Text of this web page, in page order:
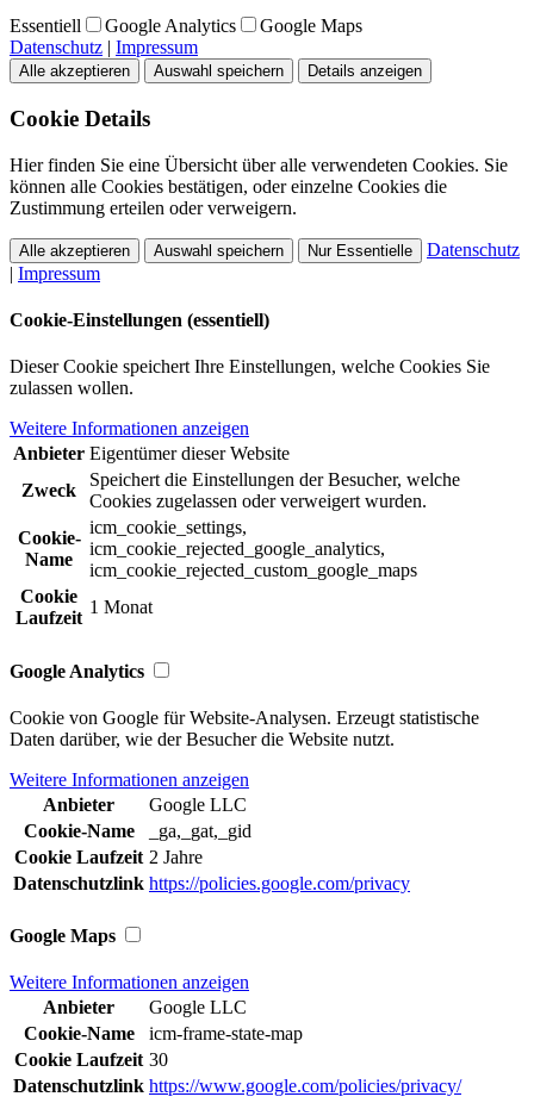
Essentiell Google Analytics
Google Maps
Datenschutz | Impressum
Alle akzeptieren Auswahl speichern Details anzeigen
Cookie Details
Hier finden Sie eine Übersicht über alle verwendeten Cookies. Sie
können alle Cookies bestätigen, oder einzelne Cookies die
Zustimmung erteilen oder verweigern.
Alle akzeptieren Auswahl speichern Nur Essentielle
Datenschutz
| Impressum
Cookie-Einstellungen (essentiell)
Dieser Cookie speichert Ihre Einstellungen, welche Cookies Sie
zulassen wollen.
Weitere Informationen anzeigen
Anbieter Eigentümer dieser Website
Zweck
Speichert die Einstellungen der Besucher, welche
Cookies zugelassen oder verweigert wurden.
Cookie-
Name
icm_cookie_settings,
icm_cookie_rejected_google_analytics,
icm_cookie_rejected_custom_google_maps
Cookie
Laufzeit
1 Monat
Google Analytics
Cookie von Google für Website-Analysen. Erzeugt statistische
Daten darüber, wie der Besucher die Website nutzt.
Weitere Informationen anzeigen
Anbieter
Google LLC
Cookie-Name
_ga,_gat,_gid
Cookie Laufzeit 2 Jahre
Datenschutzlink https://policies.google.com/privacy
Google Maps
Weitere Informationen anzeigen
Anbieter
Google LLC
Cookie-Name
icm-frame-state-map
Cookie Laufzeit 30
Datenschutzlink https://www.google.com/policies/privacy/